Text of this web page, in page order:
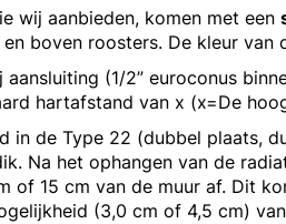
wij aanbieden, komen met een
boven roosters. De kleur van
(1/2” euroconus
hartafstand van x (x=De
in de Type 22 (dubbel plaats,
Na het ophangen van de
of 15 cm van de muur af. Dit
(3,0 cm of 4,5 cm)